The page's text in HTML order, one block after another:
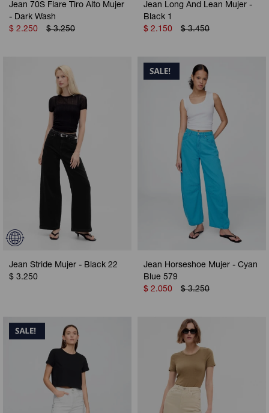
Jean 70S Flare Tiro Alto Mujer
- Dark Wash
$ 2.250 $ 3.250
Jean Long And Lean Mujer -
Black 1
$ 2.150 $ 3.450
Jean Stride Mujer - Black 22
$ 3.250
Jean Horseshoe Mujer - Cyan
Blue 579
$ 2.050 $ 3.250